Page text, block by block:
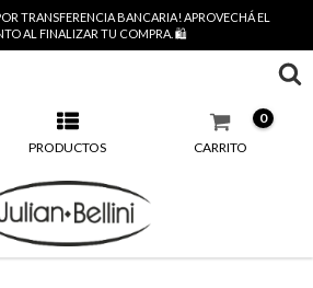
TRANSFERENCIA BANCARIA! APROVECHÁ EL
AL FINALIZAR TU COMPRA. 🛍️
PRODUCTOS CARRITO
0